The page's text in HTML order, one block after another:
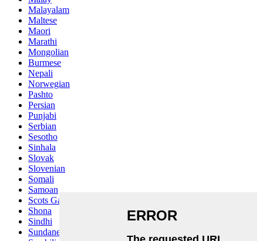
Malayalam
Maltese
Maori
Marathi
Mongolian
Burmese
Nepali
Norwegian
Pashto
Persian
Punjabi
Serbian
Sesotho
Sinhala
Slovak
Slovenian
Somali
Samoan
Scots Gaelic
Shona
Sindhi
Sundanese